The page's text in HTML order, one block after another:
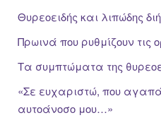
Θυρεοειδής και λιπώδης
Πρωινά που ρυθμίζουν τις
Τα συμπτώματα της
«Σε ευχαριστώ, που
αυτοάνοσο μου…»